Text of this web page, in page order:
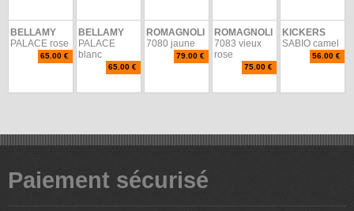
BELLAMY
PALACE rose
65.00 €
BELLAMY
PALACE
blanc
65.00 €
ROMAGNOLI
7080 jaune
79.00 €
ROMAGNOLI
7083 vieux
rose
75.00 €
KICKERS
SABIO camel
56.00 €
Paiement sécurisé